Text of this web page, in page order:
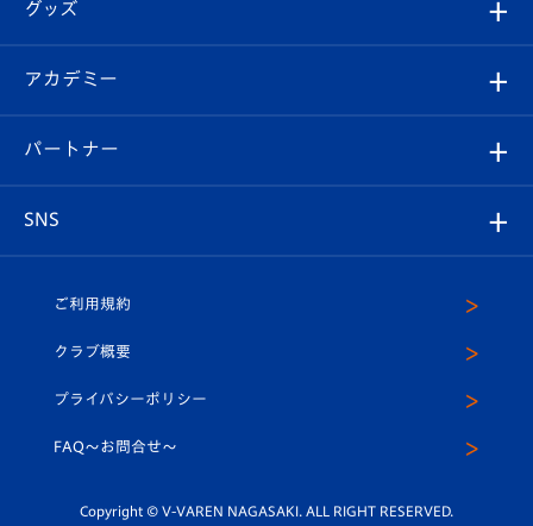
チケット
イベント
メディア
ホームタウン
スタッフプロフィール
マスコット紹介
平和祈念活動
ホームタウン活動
Revive Team
ヴィヴィくんの長崎おもてなしガイド
フォトギャラリー
スタジアムグルメ
V-LOVERS（ファンクラブ）
プレイヤーズスイート
グッズ
オンラインショップ
店舗情報
アカデミー
育成からのお知らせ
U-18
スクール
パートナー
SNS
ヴィヴィくんインスタグラム
公式LINE＠
ご利用規約
クラブ概要
プライバシーポリシー
FAQ〜お問合せ〜
Copyright © V-VAREN NAGASAKI. ALL RIGHT RESERVED.